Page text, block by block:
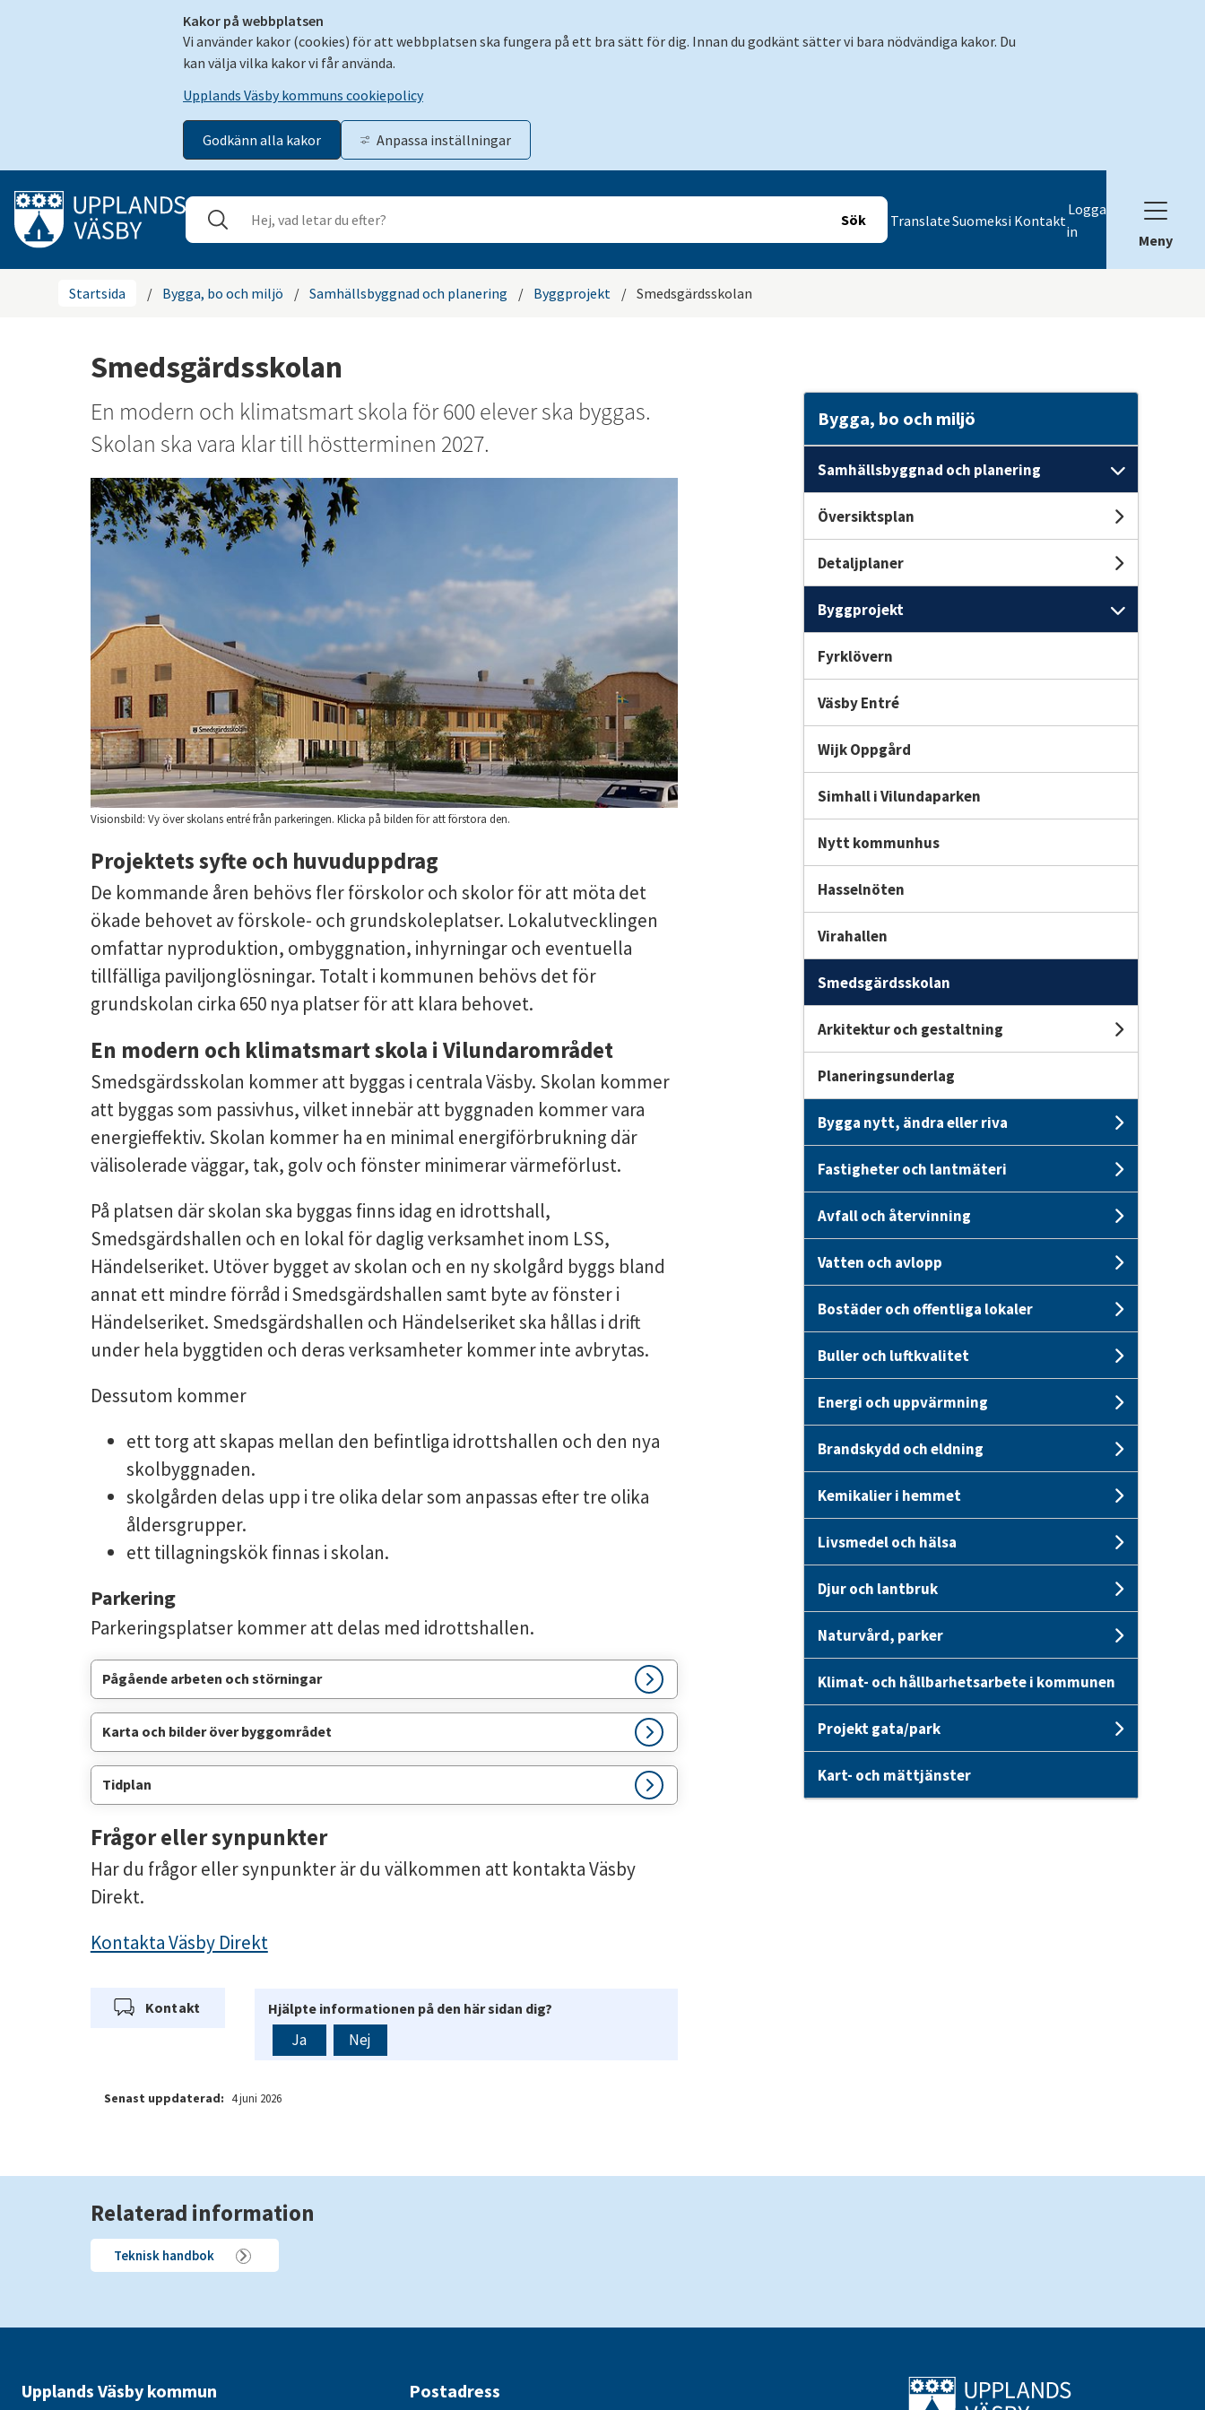
Kakor på webbplatsen
Vi använder kakor (cookies) för att webbplatsen ska fungera på ett bra sätt för dig. Innan du godkänt sätter vi bara nödvändiga kakor. Du
kan välja vilka kakor vi får använda.
Upplands Väsby kommuns cookiepolicy
Godkänn alla kakor Anpassa inställningar
Gå till innehåll
Sök
TranslateSuomeksi Kontakt
Logga
in
Meny
Startsida / Bygga, bo och miljö / Samhällsbyggnad och planering / Byggprojekt / Smedsgärdsskolan
Smedsgärdsskolan
En modern och klimatsmart skola för 600 elever ska byggas.
Skolan ska vara klar till höstterminen 2027.
Visionsbild: Vy över skolans entré från parkeringen. Klicka på bilden för att förstora den.
Projektets syfte och huvuduppdrag
De kommande åren behövs fler förskolor och skolor för att möta det
ökade behovet av förskole- och grundskoleplatser. Lokalutvecklingen
omfattar nyproduktion, ombyggnation, inhyrningar och eventuella
tillfälliga paviljonglösningar. Totalt i kommunen behövs det för
grundskolan cirka 650 nya platser för att klara behovet.
En modern och klimatsmart skola i Vilundarområdet
Smedsgärdsskolan kommer att byggas i centrala Väsby. Skolan kommer
att byggas som passivhus, vilket innebär att byggnaden kommer vara
energieffektiv. Skolan kommer ha en minimal energiförbrukning där
välisolerade väggar, tak, golv och fönster minimerar värmeförlust.
På platsen där skolan ska byggas finns idag en idrottshall,
Smedsgärdshallen och en lokal för daglig verksamhet inom LSS,
Händelseriket. Utöver bygget av skolan och en ny skolgård byggs bland
annat ett mindre förråd i Smedsgärdshallen samt byte av fönster i
Händelseriket. Smedsgärdshallen och Händelseriket ska hållas i drift
under hela byggtiden och deras verksamheter kommer inte avbrytas.
Dessutom kommer
ett torg att skapas mellan den befintliga idrottshallen och den nya
skolbyggnaden.
skolgården delas upp i tre olika delar som anpassas efter tre olika
åldersgrupper.
ett tillagningskök finnas i skolan.
Parkering
Parkeringsplatser kommer att delas med idrottshallen.
Pågående arbeten och störningar
Karta och bilder över byggområdet
Tidplan
Frågor eller synpunkter
Har du frågor eller synpunkter är du välkommen att kontakta Väsby
Direkt.
Kontakta Väsby Direkt
Kontakt Hjälpte informationen på den här sidan dig?
Ja Nej
Senast uppdaterad: 4 juni 2026
Bygga, bo och miljö
Samhällsbyggnad och planering
Översiktsplan
Detaljplaner
Byggprojekt
Fyrklövern
Väsby Entré
Wijk Oppgård
Simhall i Vilundaparken
Nytt kommunhus
Hasselnöten
Virahallen
Smedsgärdsskolan
Arkitektur och gestaltning
Planeringsunderlag
Bygga nytt, ändra eller riva
Fastigheter och lantmäteri
Avfall och återvinning
Vatten och avlopp
Bostäder och offentliga lokaler
Buller och luftkvalitet
Energi och uppvärmning
Brandskydd och eldning
Kemikalier i hemmet
Livsmedel och hälsa
Djur och lantbruk
Naturvård, parker
Klimat- och hållbarhetsarbete i kommunen
Projekt gata/park
Kart- och mättjänster
Relaterad information
Teknisk handbok
Upplands Väsby kommun Postadress